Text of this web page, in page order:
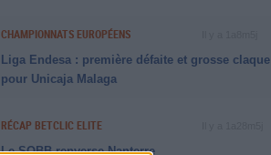
CHAMPIONNATS EUROPÉENS
Liga Endesa : première défaite et grosse claque
pour Unicaja Malaga
RÉCAP BETCLIC ELITE
Le SQBB renverse Nanterre